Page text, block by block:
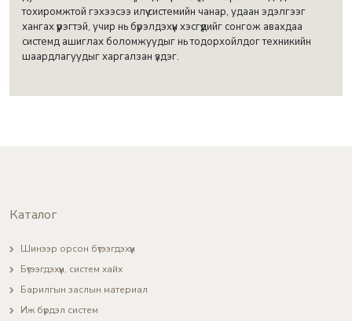
тохиромжтой гэхээсээ илүү системийн чанар, удаан эдэлгээг
хангах үүрэгтэй, учир нь бүрэлдэхүүн хэсгүүдийг сонгож авахдаа
системд ашиглах боломжуудыг нь тодорхойлдог техникийн
шаардлагуудыг харгалзан үздэг.
Каталог
Шинээр орсон бүтээгдэхүүн
Бүтээгдэхүүн, систем хайх
Барилгын заслын материал
Иж бүрдэл систем